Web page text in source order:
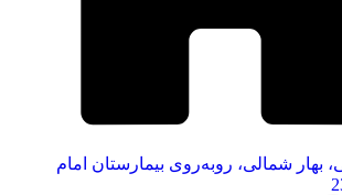
بهار شمالی، روبه‌روی بیمارستان امام